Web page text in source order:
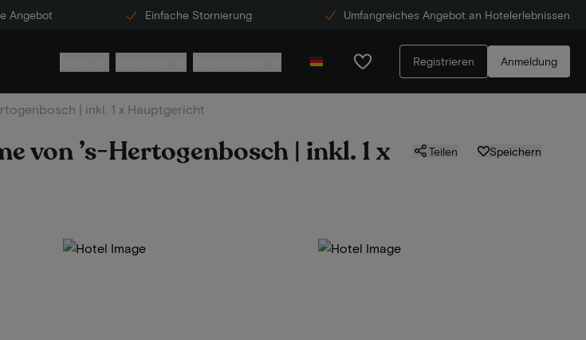
Angebot Einfache Stornierung Umfangreiches Angebot an Hotelerlebnissen
Registrieren Anmeldung
| inkl. 1 x Hauptgericht
von ’s-Hertogenbosch | inkl. 1 x Teilen Speichern